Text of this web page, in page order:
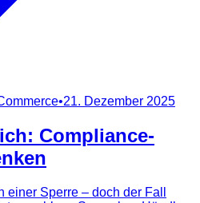
•21. Dezember 2025
Compliance-
Sperre – doch der Fall